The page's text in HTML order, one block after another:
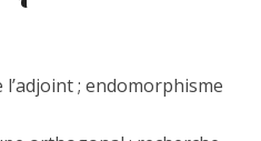
l’adjoint ; endomorphisme